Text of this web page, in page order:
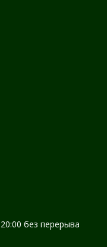
без перерыва